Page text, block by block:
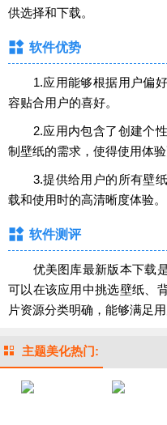
供选择和下载。
软件优势
1.应用能够根据用户偏好
容贴合用户的喜好。
2.应用内包含了创建个性
制壁纸的需求，使得使用体验
3.提供给用户的所有壁纸
载和使用时的高清晰度体验。
软件测评
优美图库最新版本下载是
可以在该应用中挑选壁纸、
片资源分类明确，能够满足
主题美化热门: